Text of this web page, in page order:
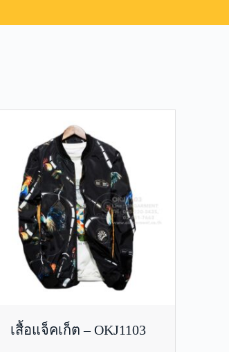
เสื้อแจ็คเก็ต – OKJ1103